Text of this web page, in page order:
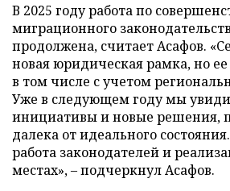
В 2025 году работа по
миграционного
продолжена, считает Асафов.
новая юридическая рамка, но
в том числе с учетом
Уже в следующем году мы
инициативы и новые решения,
далека от идеального
работа законодателей и
местах», – подчеркнул Асафов.